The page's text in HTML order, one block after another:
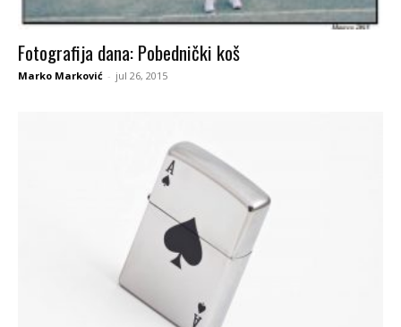
Fotografija dana: Pobednički koš
Marko Marković - jul 26, 2015